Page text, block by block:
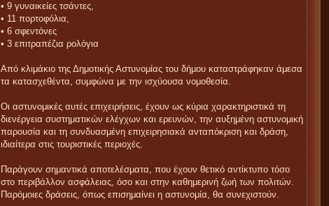
• 9 γυναικείες τσάντες,
• 11 πορτοφόλια,
• 6 σφεντόνες
• 3 επιτραπέζια ρολόγια
Από κλιμάκιο της Δημοτικής Αστυνομίας του δήμου καταστράφηκαν άμεσα
τα κατασχεθέντα, συμφώνα με την ισχύουσα νομοθεσία.
Οι αστυνομικές αυτές επιχειρήσεις, έχουν ως κύρια χαρακτηριστικά τη
διενέργεια συστηματικών ελέγχων και ερευνών, την αυξημένη αστυνομική
παρουσία και τη συνδυασμένη επιχειρησιακά ανταπόκριση και δράση,
ιδιαίτερα στις τουριστικές περιοχές.
Παράγουν σημαντικά αποτελέσματα, που έχουν θετικό αντίκτυπο τόσο
στο περιβάλλον ασφάλειας, όσο και στην καθημερινή ζωή των πολιτών.
Παρόμοιες δράσεις, όπως επισημαίνει η αστυνομία, θα συνεχιστούν.